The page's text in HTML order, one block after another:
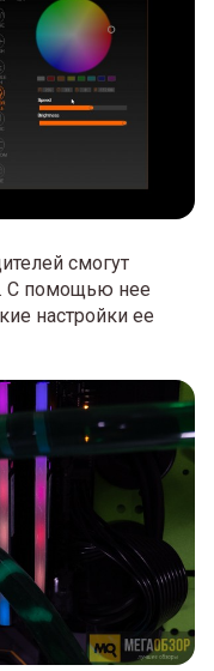
смогут
С помощью нее
настройки ее